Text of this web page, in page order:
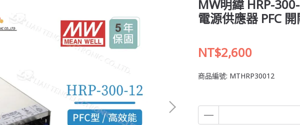
MW明緯 HRP-
電源供應器 PFC
NT$2,600
商品編號: MTHRP30012